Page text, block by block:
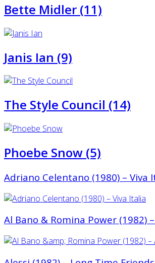
Bette Midler (11)
Janis Ian (9)
The Style Council (14)
Phoebe Snow (5)
Adriano Celentano (1980) ‎– Viva
Al Bano & Romina Power